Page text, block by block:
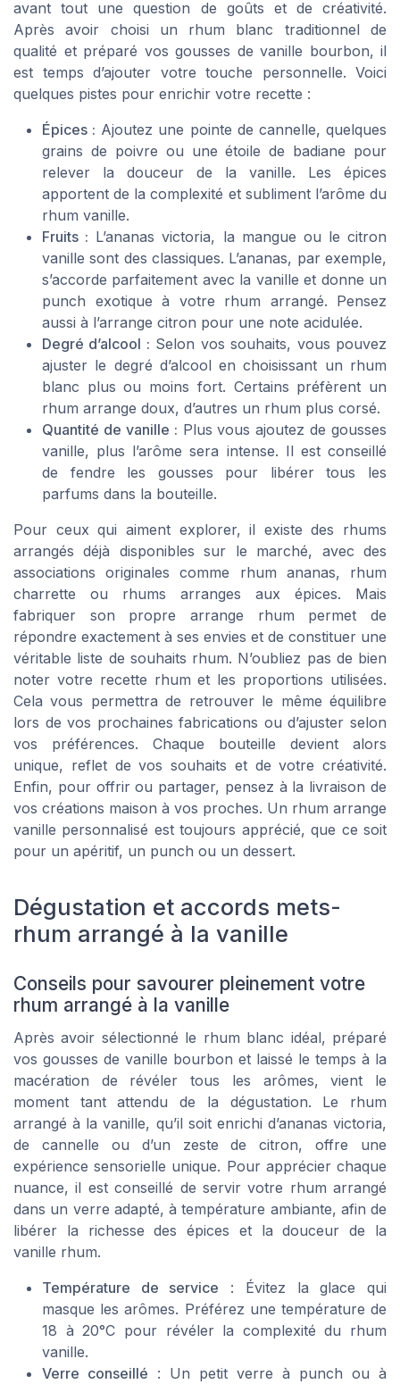
avant tout une question de goûts et de créativité.
Après avoir choisi un rhum blanc traditionnel de
qualité et préparé vos gousses de vanille bourbon, il
est temps d’ajouter votre touche personnelle. Voici
quelques pistes pour enrichir votre recette :
Épices : Ajoutez une pointe de cannelle, quelques
grains de poivre ou une étoile de badiane pour
relever la douceur de la vanille. Les épices
apportent de la complexité et subliment l’arôme du
rhum vanille.
Fruits : L’ananas victoria, la mangue ou le citron
vanille sont des classiques. L’ananas, par exemple,
s’accorde parfaitement avec la vanille et donne un
punch exotique à votre rhum arrangé. Pensez
aussi à l’arrange citron pour une note acidulée.
Degré d’alcool : Selon vos souhaits, vous pouvez
ajuster le degré d’alcool en choisissant un rhum
blanc plus ou moins fort. Certains préfèrent un
rhum arrange doux, d’autres un rhum plus corsé.
Quantité de vanille : Plus vous ajoutez de gousses
vanille, plus l’arôme sera intense. Il est conseillé
de fendre les gousses pour libérer tous les
parfums dans la bouteille.
Pour ceux qui aiment explorer, il existe des rhums
arrangés déjà disponibles sur le marché, avec des
associations originales comme rhum ananas, rhum
charrette ou rhums arranges aux épices. Mais
fabriquer son propre arrange rhum permet de
répondre exactement à ses envies et de constituer une
véritable liste de souhaits rhum. N’oubliez pas de bien
noter votre recette rhum et les proportions utilisées.
Cela vous permettra de retrouver le même équilibre
lors de vos prochaines fabrications ou d’ajuster selon
vos préférences. Chaque bouteille devient alors
unique, reflet de vos souhaits et de votre créativité.
Enfin, pour offrir ou partager, pensez à la livraison de
vos créations maison à vos proches. Un rhum arrange
vanille personnalisé est toujours apprécié, que ce soit
pour un apéritif, un punch ou un dessert.
Dégustation et accords mets-
rhum arrangé à la vanille
Conseils pour savourer pleinement votre
rhum arrangé à la vanille
Après avoir sélectionné le rhum blanc idéal, préparé
vos gousses de vanille bourbon et laissé le temps à la
macération de révéler tous les arômes, vient le
moment tant attendu de la dégustation. Le rhum
arrangé à la vanille, qu’il soit enrichi d’ananas victoria,
de cannelle ou d’un zeste de citron, offre une
expérience sensorielle unique. Pour apprécier chaque
nuance, il est conseillé de servir votre rhum arrangé
dans un verre adapté, à température ambiante, afin de
libérer la richesse des épices et la douceur de la
vanille rhum.
Température de service : Évitez la glace qui
masque les arômes. Préférez une température de
18 à 20°C pour révéler la complexité du rhum
vanille.
Verre conseillé : Un petit verre à punch ou à